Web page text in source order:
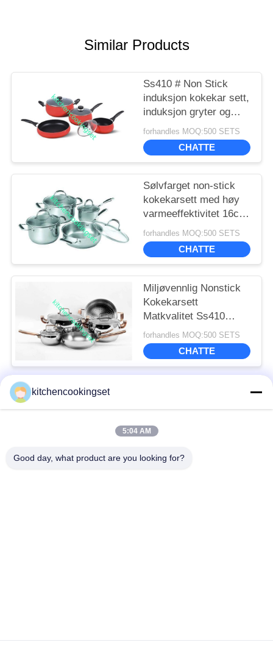
Similar Products
Ss410 # Non Stick
induksjon kokekar sett,
induksjon gryter og
panner sett
forhandles MOQ:500 SETS
CHATTE
Sølvfarget non-stick
kokekarsett med høy
varmeeffektivitet 16cm
- 22cm gryte
forhandles MOQ:500 SETS
CHATTE
Miljøvennlig Nonstick
Kokekarsett
Matkvalitet Ss410
Profesjonell Ytelse
forhandles MOQ:500 SETS
CHATTE
Popular Categories
kitchencookingset
5:04 AM
Good day, what product are you looking for?